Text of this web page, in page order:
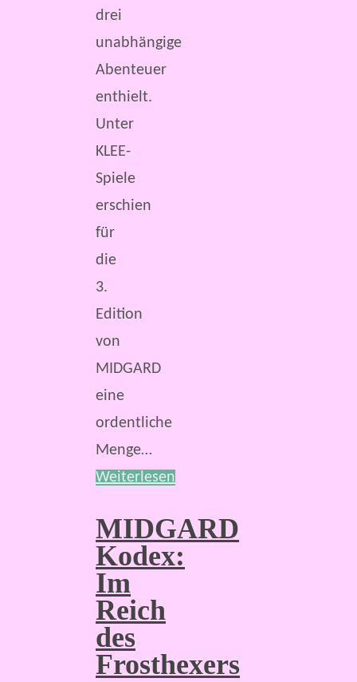
drei
unabhängige
Abenteuer
enthielt.
Unter
KLEE-
Spiele
erschien
für
die
3.
Edition
von
MIDGARD
eine
ordentliche
Menge…
Weiterlesen
MIDGARD
Kodex:
Im
Reich
des
Frosthexers